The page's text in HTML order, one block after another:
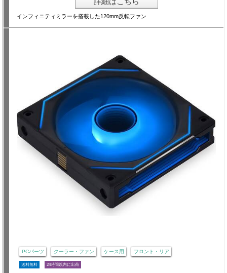
インフィニティミラーを搭載した120mm反転ファン
PCパーツ クーラー・ファン ケース用 フロント・リア
送料無料 24時間以内に出荷